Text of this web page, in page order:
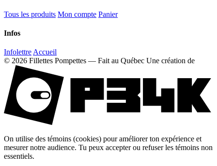
Tous les produits Mon compte Panier
Infos
Infolettre Accueil
© 2026 Fillettes Pompettes — Fait au Québec Une création de
On utilise des témoins (cookies) pour améliorer ton expérience et
mesurer notre audience. Tu peux accepter ou refuser les témoins non
essentiels.